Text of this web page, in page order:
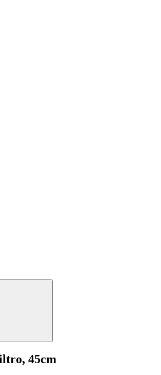
45cm